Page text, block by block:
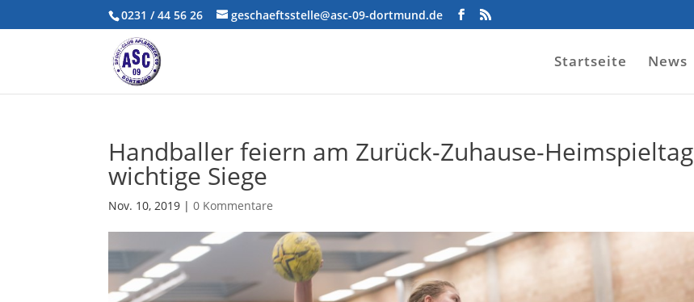
0231 / 44 56 26 geschaeftsstelle@asc-09-dortmund.de
Startseite News
Handballer feiern am Zurück-Zuhause-Heimspieltag
wichtige Siege
Nov. 10, 2019 |0 Kommentare